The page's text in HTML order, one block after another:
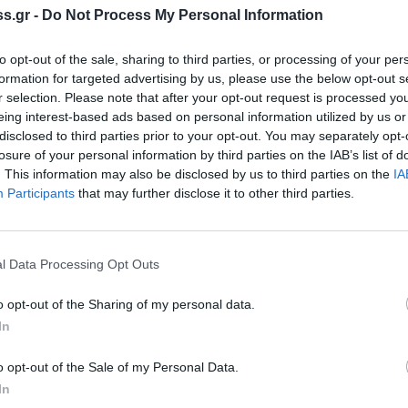
- Do Not Process My Personal Information
opt-out of the sale, sharing to third parties, or processing of your
for targeted advertising by us, please use the below opt-out
selection. Please note that after your opt-out request is processed
interest-based ads based on personal information utilized by us
to third parties prior to your opt-out. You may separately
of your personal information by third parties on the IAB’s list of
This information may also be disclosed by us to third parties on the
Participants that may further disclose it to other third parties.
Data Processing Opt Outs
opt-out of the Sharing of my personal data.
opt-out of the Sale of my Personal Data.
με την πατριωτική Νέα Δημοκρατία θα
νέο κόμμα. Υπάρχει η κεντροδεξιά που
χέρι στο κέντρο και ακόμα πάρα πέρα.
όλες τις τάσεις, να απορροφήσει όλες τις
οδηγήσει την μεγάλη κεντροδεξιά
νίκη.
ένας γολγοθάς. Γιατί κάθε νίκη έχει και
Κυβέρνησής του θα μοιάζουν με
του. Αν δεν είναι απόλυτα πατριώτης θα
δεν θα κερδίζει από τα
κυβερνητικά και αν δεν είναι
τα μόνιμα φράγματα των
υποχρεώνουν στην τήρηση τέτοιων
σε ήρεμα νερά αλλά την Κυβέρνηση του